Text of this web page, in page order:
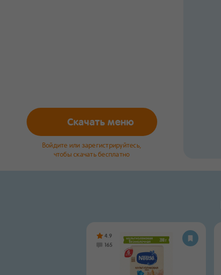
Скачать меню
Войдите или зарегистрируйтесь,
чтобы скачать бесплатно
4.9
165